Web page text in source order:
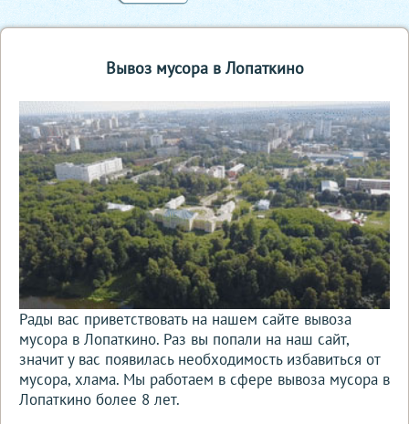
Вывоз мусора в Лопаткино
Рады вас приветствовать на нашем сайте вывоза
мусора в Лопаткино. Раз вы попали на наш сайт,
значит у вас появилась необходимость избавиться от
мусора, хлама. Мы работаем в сфере вывоза мусора в
Лопаткино более 8 лет.